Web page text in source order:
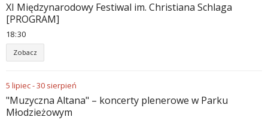
XI Międzynarodowy Festiwal im. Christiana Schlaga
[PROGRAM]
18 30
Zobacz
5 lipiec-30 sierpień
"Muzyczna Altana" – koncerty plenerowe w Parku
Młodzieżowym